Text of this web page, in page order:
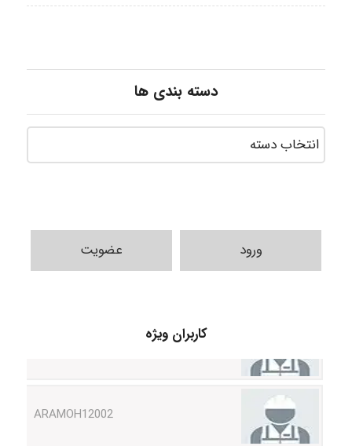
دسته بندی ها
ورود عضویت
کاربران ویژه